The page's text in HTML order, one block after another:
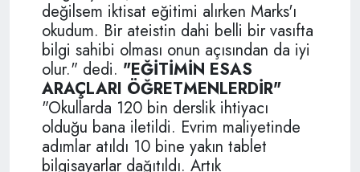
değilsem iktisat eğitimi alırken Marks'ı
okudum. Bir ateistin dahi belli bir vasıfta
bilgi sahibi olması onun açısından da iyi
olur." dedi. "EĞİTİMİN ESAS
ARAÇLARI ÖĞRETMENLERDİR"
"Okullarda 120 bin derslik ihtiyacı
olduğu bana iletildi. Evrim maliyetinde
adımlar atıldı 10 bine yakın tablet
bilgisayarlar dağıtıldı. Artık